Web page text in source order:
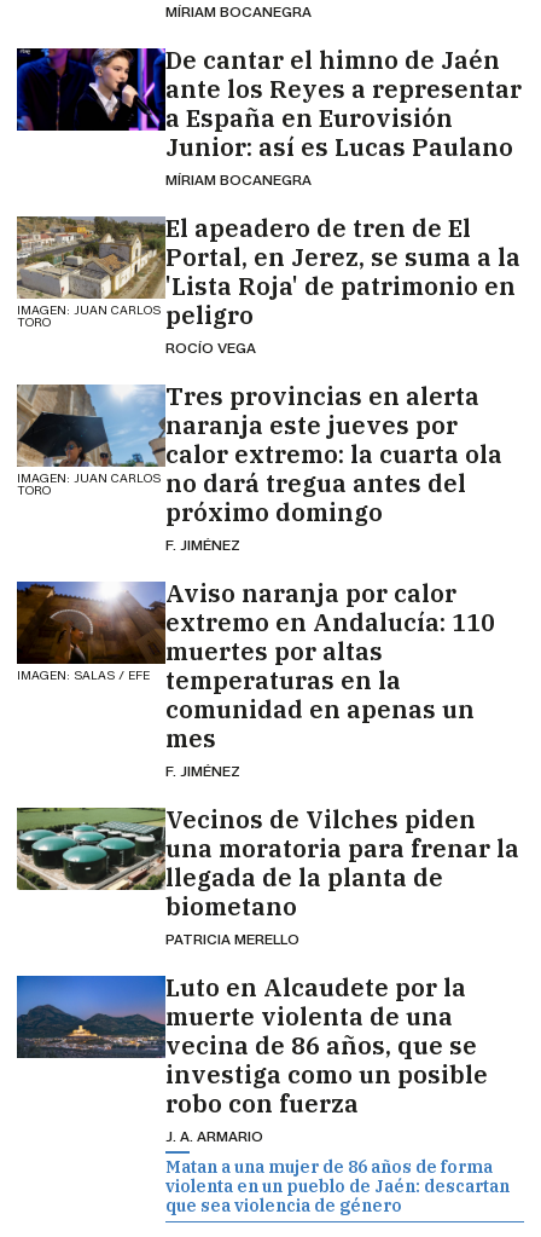
MÍRIAM BOCANEGRA
De cantar el himno de Jaén
ante los Reyes a representar
a España en Eurovisión
Junior: así es Lucas Paulano
MÍRIAM BOCANEGRA
IMAGEN: JUAN CARLOS
TORO
El apeadero de tren de El
Portal, en Jerez, se suma a la
'Lista Roja' de patrimonio en
peligro
ROCÍO VEGA
IMAGEN: JUAN CARLOS
TORO
Tres provincias en alerta
naranja este jueves por
calor extremo: la cuarta ola
no dará tregua antes del
próximo domingo
F. JIMÉNEZ
IMAGEN: SALAS / EFE
Aviso naranja por calor
extremo en Andalucía: 110
muertes por altas
temperaturas en la
comunidad en apenas un
mes
F. JIMÉNEZ
Vecinos de Vilches piden
una moratoria para frenar la
llegada de la planta de
biometano
PATRICIA MERELLO
Luto en Alcaudete por la
muerte violenta de una
vecina de 86 años, que se
investiga como un posible
robo con fuerza
J. A. ARMARIO
Matan a una mujer de 86 años de forma
violenta en un pueblo de Jaén: descartan
que sea violencia de género